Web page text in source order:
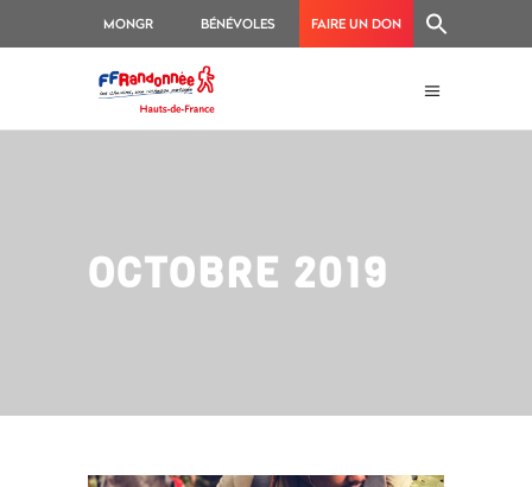
MONGR BÉNÉVOLES FAIRE UN DON
OCTOBRE 2019